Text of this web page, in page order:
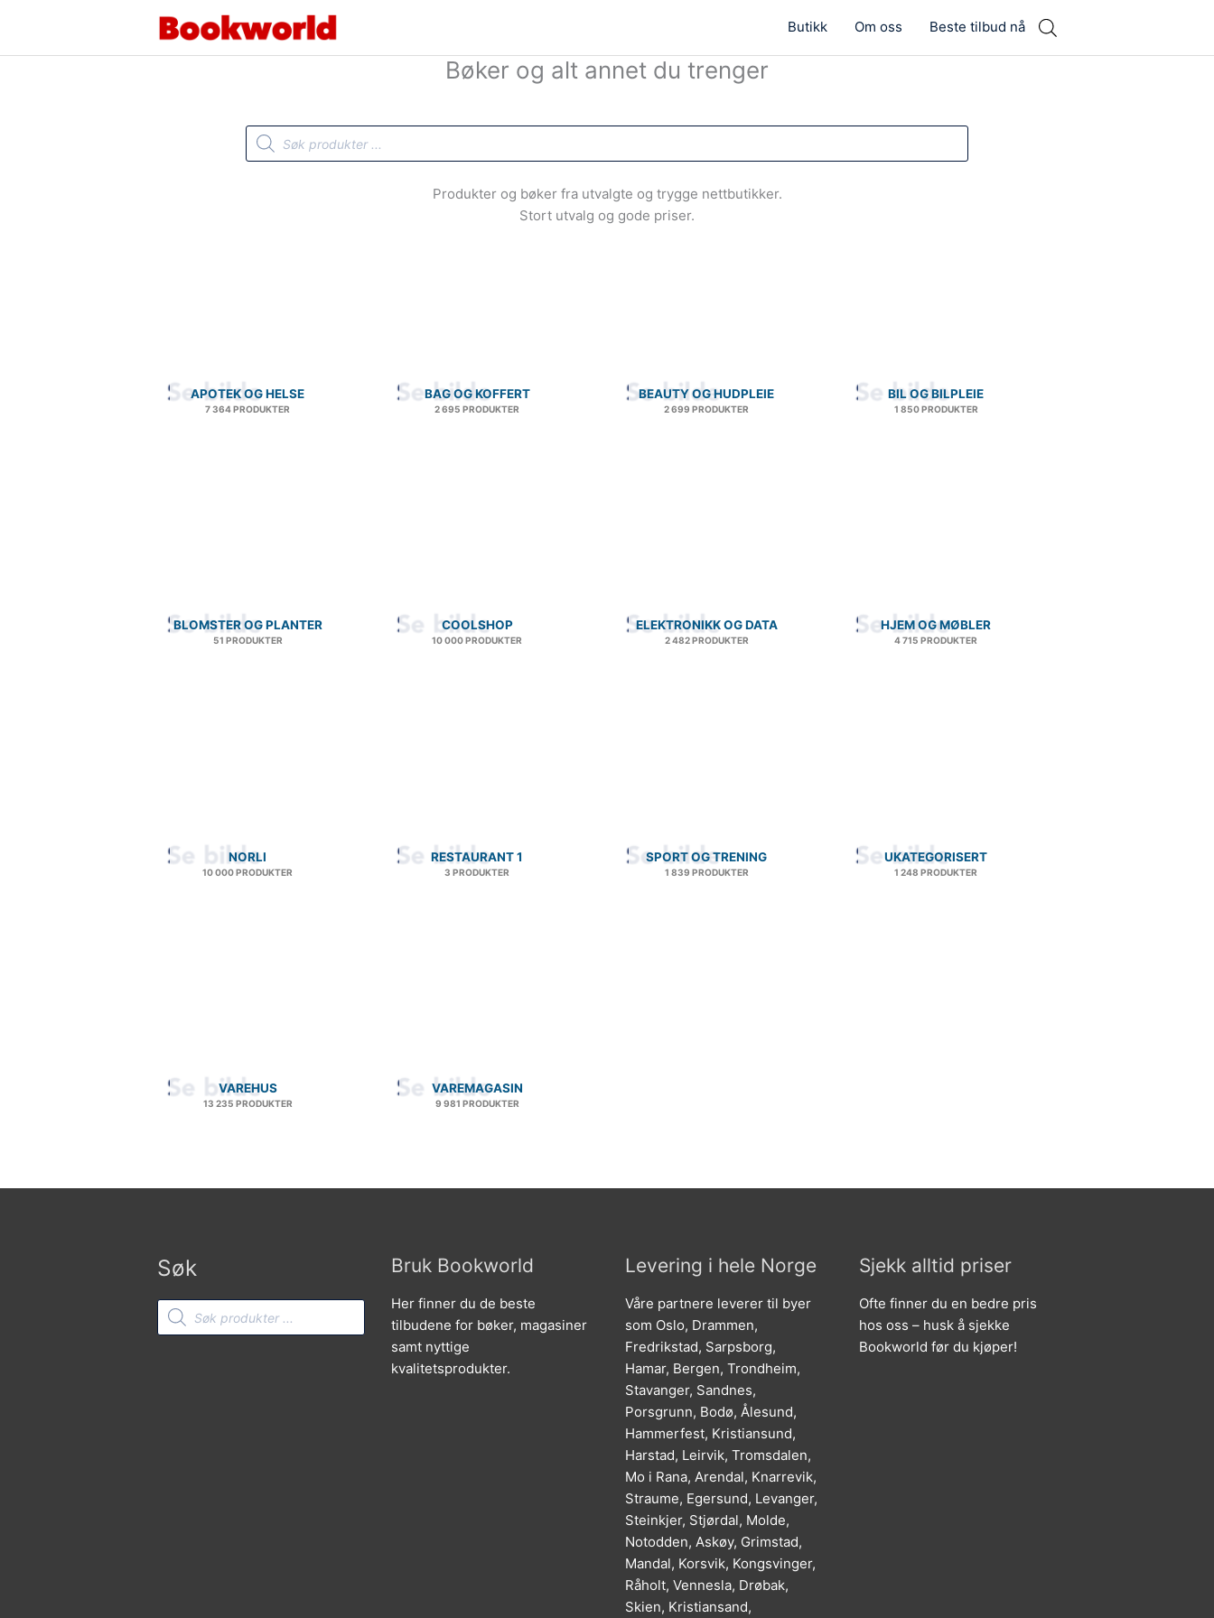
til
Butikk Om oss Beste tilbud nå
Bøker og alt annet du trenger
Products
search
Produkter og bøker fra utvalgte og trygge nettbutikker.
Stort utvalg og gode priser.
APOTEK OG HELSE
7 364 PRODUKTER
BAG OG KOFFERT
2 695 PRODUKTER
BEAUTY OG HUDPLEIE
2 699 PRODUKTER
BIL OG BILPLEIE
1 850 PRODUKTER
BLOMSTER OG PLANTER
51 PRODUKTER
COOLSHOP
10 000 PRODUKTER
ELEKTRONIKK OG DATA
2 482 PRODUKTER
HJEM OG MØBLER
4 715 PRODUKTER
NORLI
10 000 PRODUKTER
RESTAURANT 1
3 PRODUKTER
SPORT OG TRENING
1 839 PRODUKTER
UKATEGORISERT
1 248 PRODUKTER
VAREHUS
13 235 PRODUKTER
VAREMAGASIN
9 981 PRODUKTER
Søk
Products
search
Bruk Bookworld
Her finner du de beste
tilbudene for bøker, magasiner
samt nyttige
kvalitetsprodukter.
Levering i hele Norge
Våre partnere leverer til byer
som Oslo, Drammen,
Fredrikstad, Sarpsborg,
Hamar, Bergen, Trondheim,
Stavanger, Sandnes,
Porsgrunn, Bodø, Ålesund,
Hammerfest, Kristiansund,
Harstad, Leirvik, Tromsdalen,
Mo i Rana, Arendal, Knarrevik,
Straume, Egersund, Levanger,
Steinkjer, Stjørdal, Molde,
Notodden, Askøy, Grimstad,
Mandal, Korsvik, Kongsvinger,
Råholt, Vennesla, Drøbak,
Skien, Kristiansand,
Sjekk alltid priser
Ofte finner du en bedre pris
hos oss – husk å sjekke
Bookworld før du kjøper!